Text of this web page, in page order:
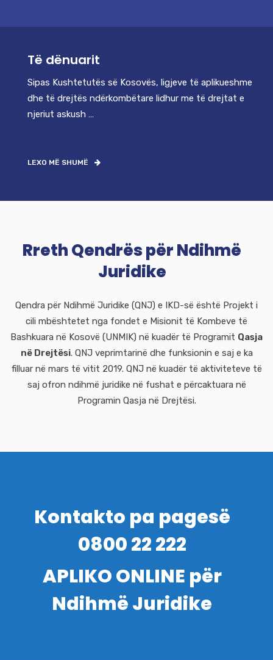
Të dënuarit
Sipas Kushtetutës së Kosovës, ligjeve të aplikueshme
dhe të drejtës ndërkombëtare lidhur me të drejtat e
njeriut askush …
LEXO MË SHUMË
Rreth Qendrës për Ndihmë
Juridike
Qendra për Ndihmë Juridike (QNJ) e IKD-së është Projekt i
cili mbështetet nga fondet e Misionit të Kombeve të
Bashkuara në Kosovë (UNMIK) në kuadër të Programit Qasja
në Drejtësi. QNJ veprimtarinë dhe funksionin e saj e ka
filluar në mars të vitit 2019. QNJ në kuadër të aktiviteteve të
saj ofron ndihmë juridike në fushat e përcaktuara në
Programin Qasja në Drejtësi.
Kontakto pa pagesë
0800 22 222
APLIKO ONLINE për
Ndihmë Juridike